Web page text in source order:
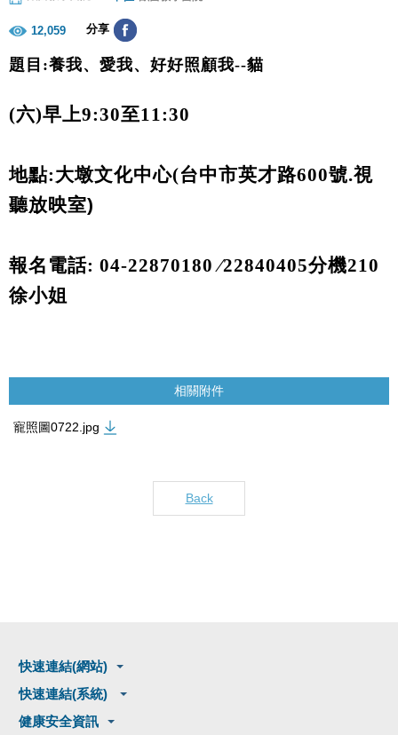
12,059 分享
題目:養我、愛我、好好照顧我--貓
(六)早上9:30至11:30
地點:大墩文化中心(台中市英才路600號.視
聽放映室)
報名電話: 04-22870180∕22840405分機210
徐小姐
相關附件
寵照圖0722.jpg
Back
快速連結(網站)
快速連結(系統)
健康安全資訊